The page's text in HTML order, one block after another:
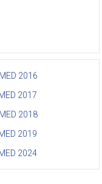
2016
2017
2018
2019
2024